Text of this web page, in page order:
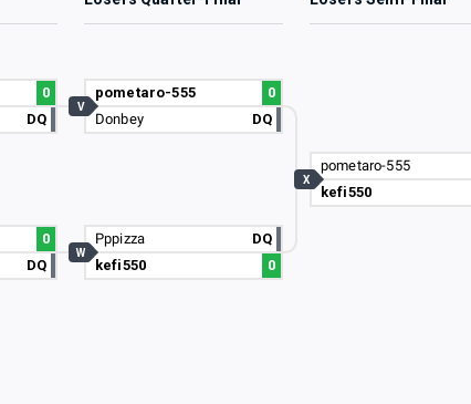
0
DQ
0
DQ
pometaro-555
0
Donbey
DQ
V
Pppizza
DQ
kefi550
0
W
pometaro-555
kefi550
X